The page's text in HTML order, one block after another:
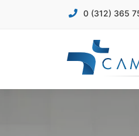
0 (312) 365